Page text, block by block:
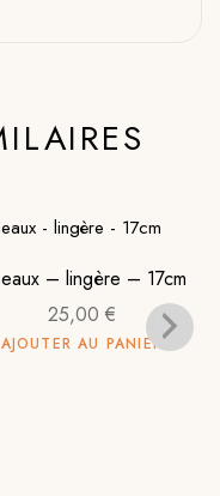
– lingère – 17cm
25,00 €
AJOUTER AU PANIER